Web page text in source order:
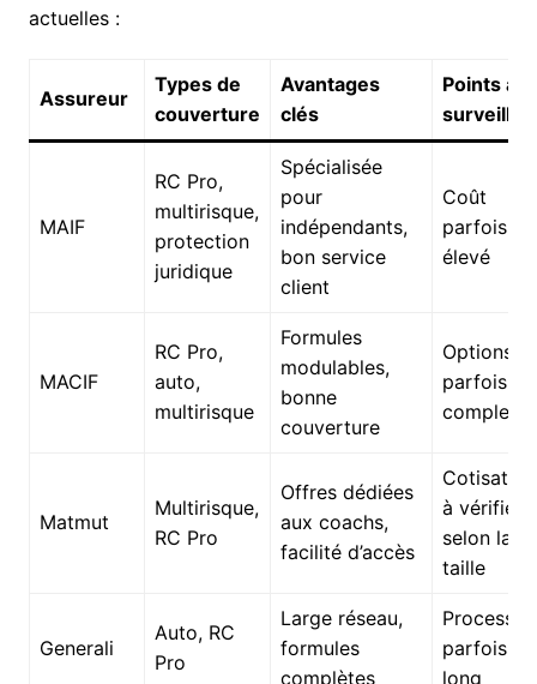
actuelles :
Assureur
Types de
couverture
Avantages
clés
Points à
surveiller
MAIF
RC Pro,
multirisque,
protection
juridique
Spécialisée
pour
indépendants,
bon service
client
Coût
parfois
élevé
MACIF
RC Pro,
auto,
multirisque
Formules
modulables,
bonne
couverture
Options
parfois
Matmut
Multirisque,
RC Pro
Offres dédiées
aux coachs,
facilité d’accès
Cotisation
à vérifier
selon la
taille
Generali
Auto, RC
Pro
Large réseau,
formules
complètes
Processus
parfois
long